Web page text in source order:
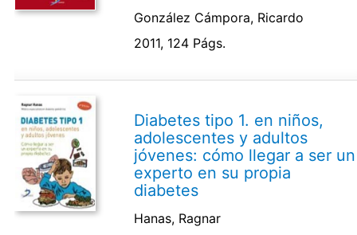
González Cámpora, Ricardo
2011, 124 Págs.
Diabetes tipo 1. en niños,
adolescentes y adultos
jóvenes: cómo llegar a ser un
experto en su propia
diabetes
Hanas, Ragnar